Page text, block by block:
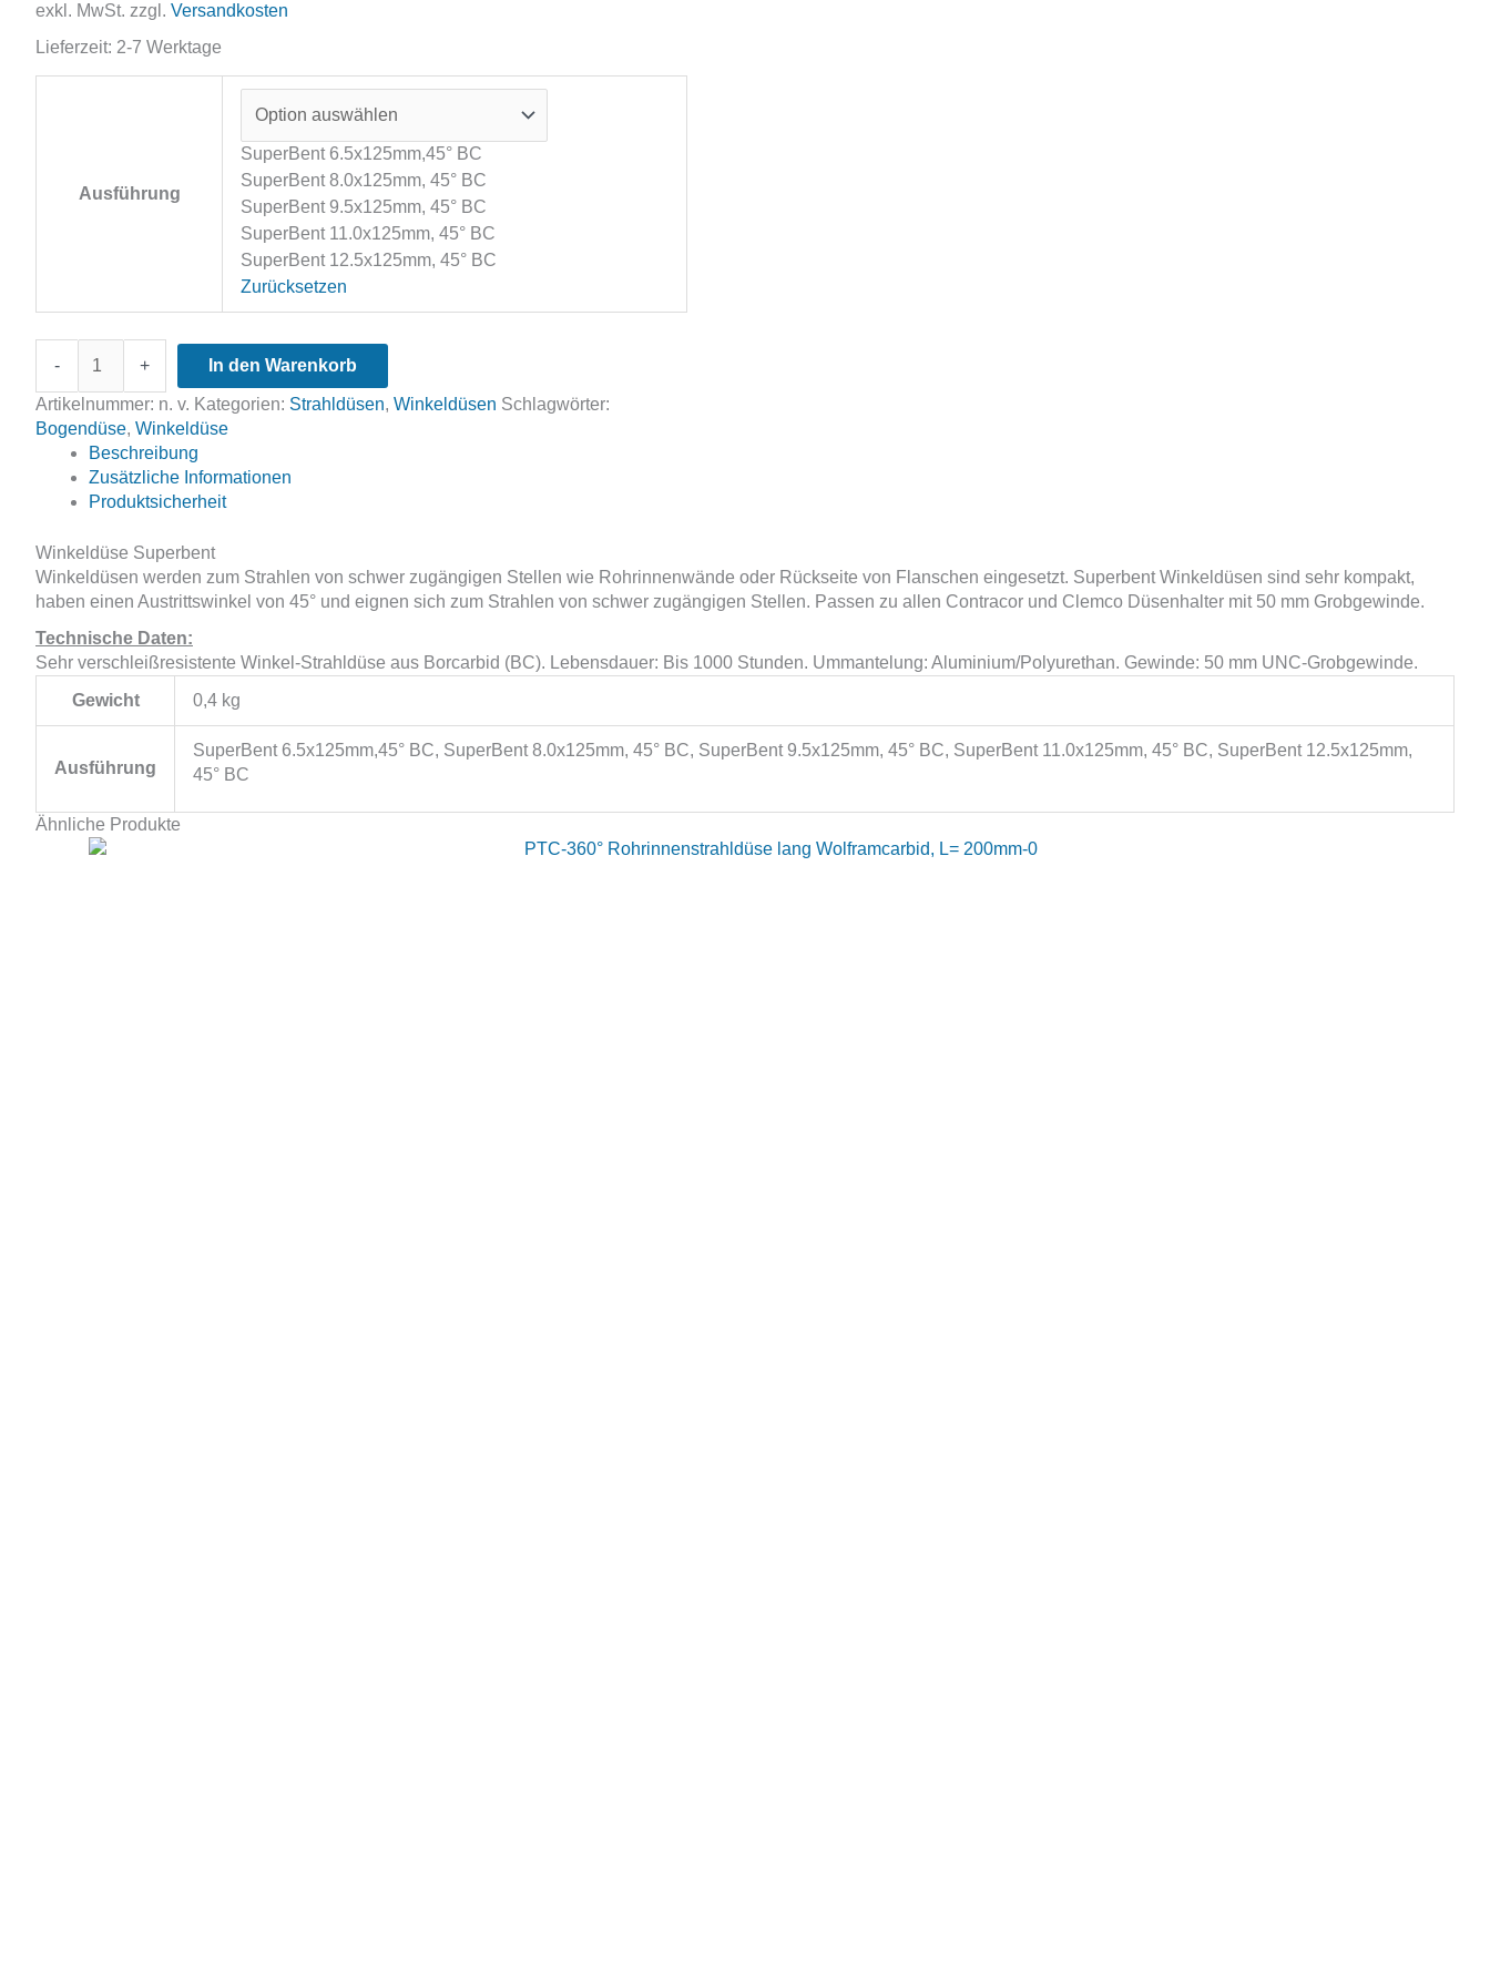
exkl. MwSt. zzgl. Versandkosten
Lieferzeit: 2-7 Werktage
Ausführung
SuperBent 6.5x125mm,45° BC
SuperBent 8.0x125mm, 45° BC
SuperBent 9.5x125mm, 45° BC
SuperBent 11.0x125mm, 45° BC
SuperBent 12.5x125mm, 45° BC
Zurücksetzen
-
SuperBent
Borcarbid
45°
Menge
+ In den Warenkorb
Artikelnummer: n. v. Kategorien: Strahldüsen, Winkeldüsen Schlagwörter:
Bogendüse, Winkeldüse
Beschreibung
Zusätzliche Informationen
Produktsicherheit
Winkeldüse Superbent
Winkeldüsen werden zum Strahlen von schwer zugängigen Stellen wie Rohrinnenwände oder Rückseite von Flanschen eingesetzt. Superbent Winkeldüsen sind sehr kompakt,
haben einen Austrittswinkel von 45° und eignen sich zum Strahlen von schwer zugängigen Stellen. Passen zu allen Contracor und Clemco Düsenhalter mit 50 mm Grobgewinde.
Technische Daten:
Sehr verschleißresistente Winkel-Strahldüse aus Borcarbid (BC). Lebensdauer: Bis 1000 Stunden. Ummantelung: Aluminium/Polyurethan. Gewinde: 50 mm UNC-Grobgewinde.
Gewicht
0,4 kg
Ausführung
SuperBent 6.5x125mm,45° BC, SuperBent 8.0x125mm, 45° BC, SuperBent 9.5x125mm, 45° BC, SuperBent 11.0x125mm, 45° BC, SuperBent 12.5x125mm,
45° BC
Ähnliche Produkte